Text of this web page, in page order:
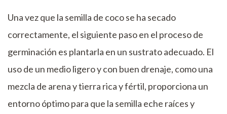
Una vez que la semilla de coco se ha secado
correctamente, el siguiente paso en el proceso de
germinación es plantarla en un sustrato adecuado. El
uso de un medio ligero y con buen drenaje, como una
mezcla de arena y tierra rica y fértil, proporciona un
entorno óptimo para que la semilla eche raíces y